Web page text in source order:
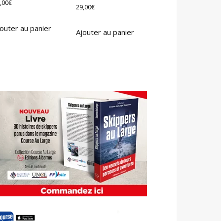
€
au panier
29,00€
Ajouter au panier